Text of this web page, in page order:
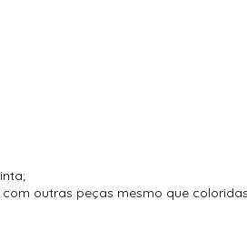
outras peças mesmo que coloridas